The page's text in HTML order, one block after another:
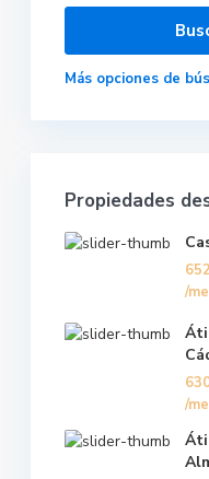
Más opciones de
Propiedades
/
/